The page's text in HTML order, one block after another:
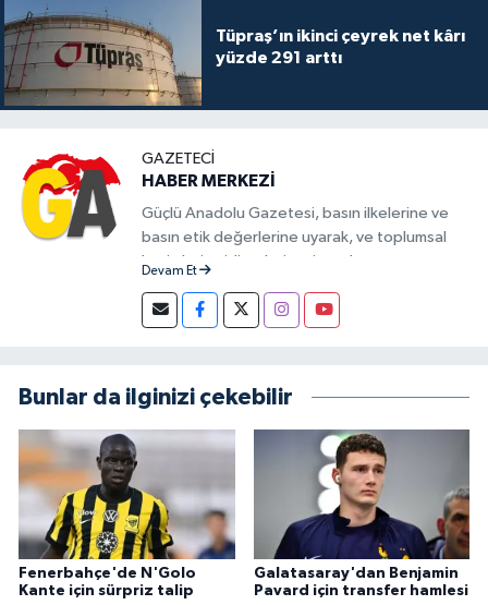
Tüpraş’ın ikinci çeyrek net kârı
yüzde 291 arttı
GAZETECI
HABER MERKEZİ
Güçlü Anadolu Gazetesi, basın ilkelerine ve
basın etik değerlerine uyarak, ve toplumsal
kesimlerin aidiyetlerine, inançlarına,
dünya inşasının mücadelesini vermektedir.
Gazetecilik perspektiflerini günlük hayatta
yapacak bir şeyi olan herkese kapılarını açık
tutuyor.
Devam Et
Bunlar da ilginizi çekebilir
Fenerbahçe'de N'Golo
Kante için sürpriz talip
Galatasaray'dan Benjamin
Pavard için transfer hamlesi